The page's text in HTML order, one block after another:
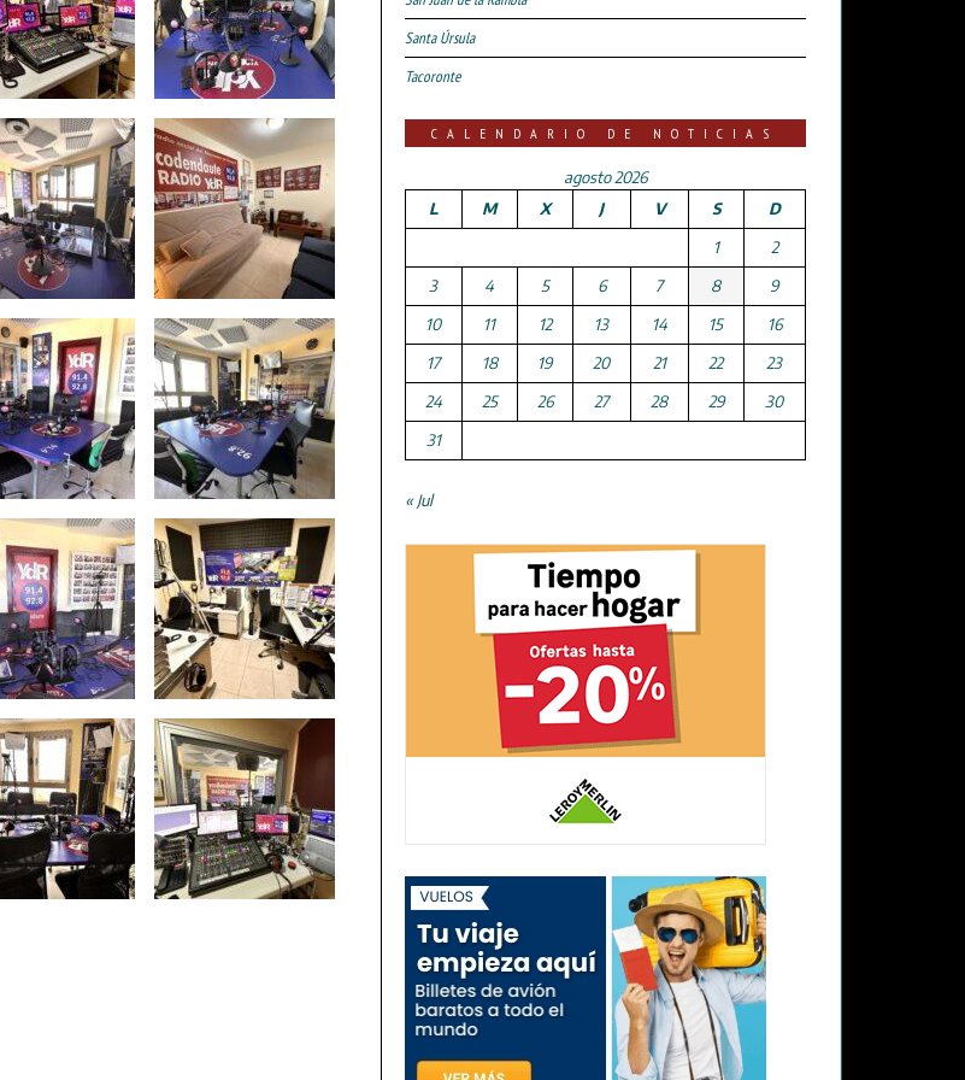
Santa Úrsula
Tacoronte
CALENDARIO DE NOTICIAS
agosto 2026
L
M X J V S
D
1
2
3
4 5 6 7 8
9
10
11 12 13 14 15
16
17
18 19 20 21 22
23
24
25 26 27 28 29
30
31
« Jul